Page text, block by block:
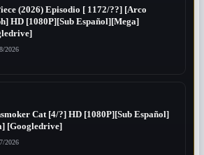
(2026) Episodio [ 1172/??] [Arco
HD [1080P][Sub Español][Mega]
2026
Cat [4/?] HD [1080P][Sub Español]
[Googledrive]
2026